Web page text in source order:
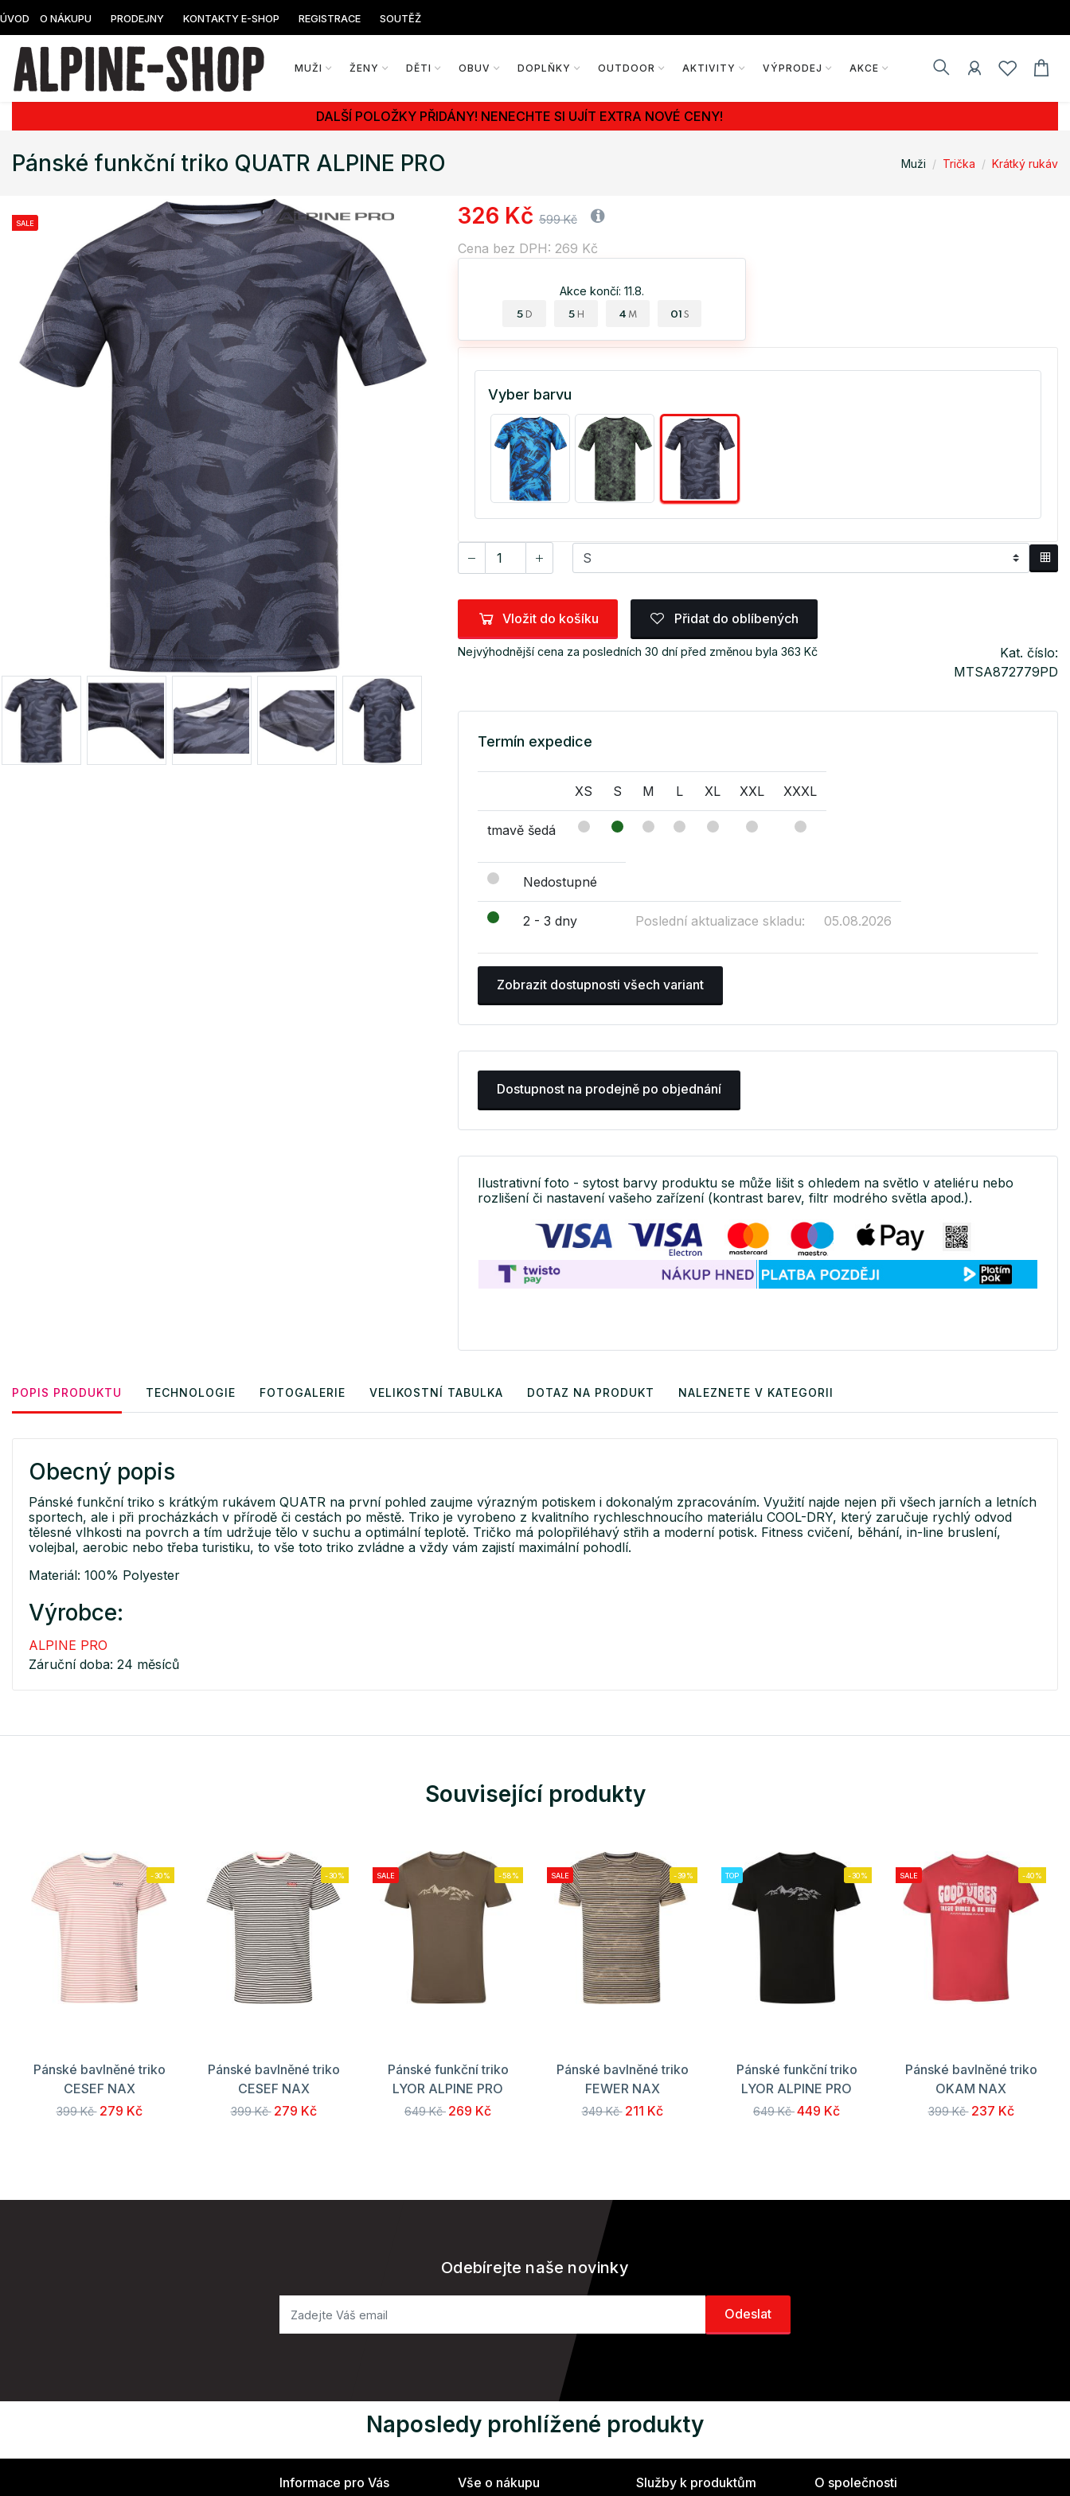
ÚVOD O NÁKUPU PRODEJNY KONTAKTY E-SHOP REGISTRACE SOUTĚŽ
MUŽI ŽENY DĚTI OBUV DOPLŇKY OUTDOOR AKTIVITY VÝPRODEJ AKCE
DALŠÍ POLOŽKY PŘIDÁNY! NENECHTE SI UJÍT EXTRA NOVÉ CENY!
Pánské funkční triko QUATR ALPINE PRO Muži Trička Krátký rukáv
SALE 326 Kč 599 Kč
Cena bez DPH: 269 Kč
Akce končí: 11.8.
5 D 5 H 4 M 00 S
Vyber barvu
Vložit do košíku Přidat do oblíbených
Nejvýhodnější cena za posledních 30 dní před změnou byla 363 Kč
Kat. číslo:
MTSA872779PD
Termín expedice
XS S M L XL XXL XXXL
tmavě šedá
Nedostupné
2 - 3 dny Poslední aktualizace skladu: 05.08.2026
Zobrazit dostupnosti všech variant
Dostupnost na prodejně po objednání
Ilustrativní foto - sytost barvy produktu se může lišit s ohledem na světlo v ateliéru nebo
rozlišení či nastavení vašeho zařízení (kontrast barev, filtr modrého světla apod.).
POPIS PRODUKTU TECHNOLOGIE FOTOGALERIE VELIKOSTNÍ TABULKA DOTAZ NA PRODUKT NALEZNETE V KATEGORII
Obecný popis
Pánské funkční triko s krátkým rukávem QUATR na první pohled zaujme výrazným potiskem i dokonalým zpracováním. Využití najde nejen při všech jarních a letních
sportech, ale i při procházkách v přírodě či cestách po městě. Triko je vyrobeno z kvalitního rychleschnoucího materiálu COOL-DRY, který zaručuje rychlý odvod
tělesné vlhkosti na povrch a tím udržuje tělo v suchu a optimální teplotě. Tričko má polopřiléhavý střih a moderní potisk. Fitness cvičení, běhání, in-line bruslení,
volejbal, aerobic nebo třeba turistiku, to vše toto triko zvládne a vždy vám zajistí maximální pohodlí.
Materiál: 100% Polyester
Výrobce:
ALPINE PRO
Záruční doba: 24 měsíců
Související produkty
-30%
Pánské bavlněné triko
CESEF NAX
399 Kč 279 Kč
-30%
Pánské bavlněné triko
CESEF NAX
399 Kč 279 Kč
SALE -58%
Pánské funkční triko
LYOR ALPINE PRO
649 Kč 269 Kč
SALE -39%
Pánské bavlněné triko
FEWER NAX
349 Kč 211 Kč
TOP -30%
Pánské funkční triko
LYOR ALPINE PRO
649 Kč449 Kč
SALE -40%
Pánské bavlněné triko
OKAM NAX
399 Kč 237 Kč
Odebírejte naše novinky
Naposledy prohlížené produkty
Informace pro Vás Vše o nákupu Služby k produktům O společnosti